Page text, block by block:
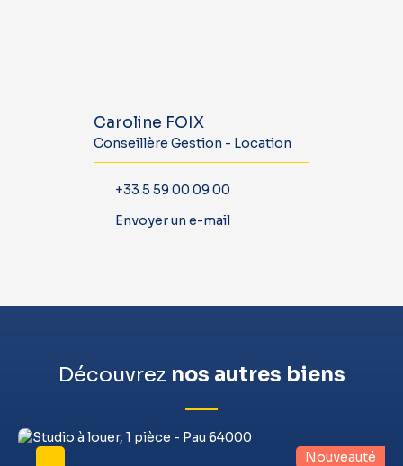
Caroline FOIX
Conseillère Gestion - Location
+33 5 59 00 09 00
Envoyer un e-mail
Découvrez nos autres biens
Nouveauté